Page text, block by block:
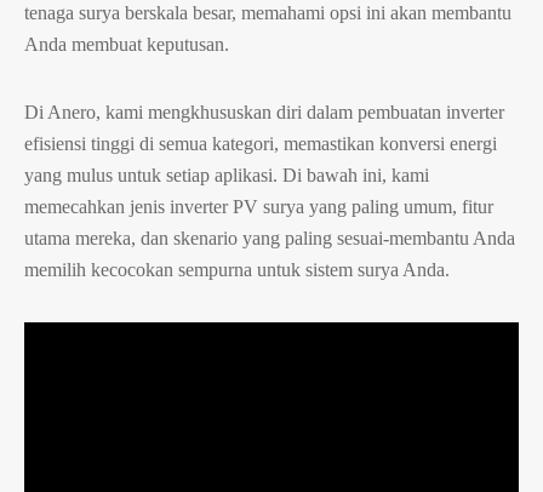
tenaga surya berskala besar, memahami opsi ini akan membantu
Anda membuat keputusan.
Di Anero, kami mengkhususkan diri dalam pembuatan inverter
efisiensi tinggi di semua kategori, memastikan konversi energi
yang mulus untuk setiap aplikasi. Di bawah ini, kami
memecahkan jenis inverter PV surya yang paling umum, fitur
utama mereka, dan skenario yang paling sesuai-membantu Anda
memilih kecocokan sempurna untuk sistem surya Anda.